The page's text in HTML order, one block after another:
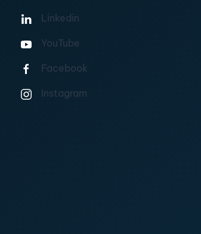
Linkedin
YouTube
Facebook
Instagram